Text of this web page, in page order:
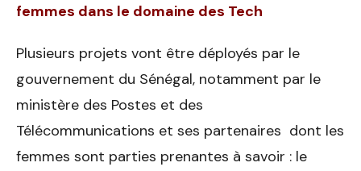
femmes dans le domaine des Tech
Plusieurs projets vont être déployés par le
gouvernement du Sénégal, notamment par le
ministère des Postes et des
Télécommunications et ses partenaires dont les
femmes sont parties prenantes à savoir : le